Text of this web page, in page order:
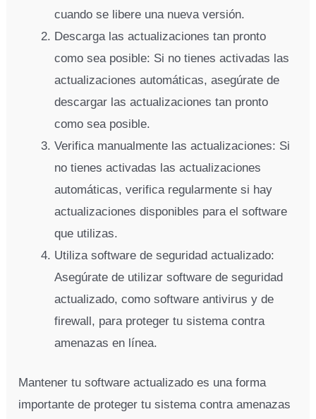
cuando se libere una nueva versión.
Descarga las actualizaciones tan pronto
como sea posible: Si no tienes activadas las
actualizaciones automáticas, asegúrate de
descargar las actualizaciones tan pronto
como sea posible.
Verifica manualmente las actualizaciones: Si
no tienes activadas las actualizaciones
automáticas, verifica regularmente si hay
actualizaciones disponibles para el software
que utilizas.
Utiliza software de seguridad actualizado:
Asegúrate de utilizar software de seguridad
actualizado, como software antivirus y de
firewall, para proteger tu sistema contra
amenazas en línea.
Mantener tu software actualizado es una forma
importante de proteger tu sistema contra amenazas